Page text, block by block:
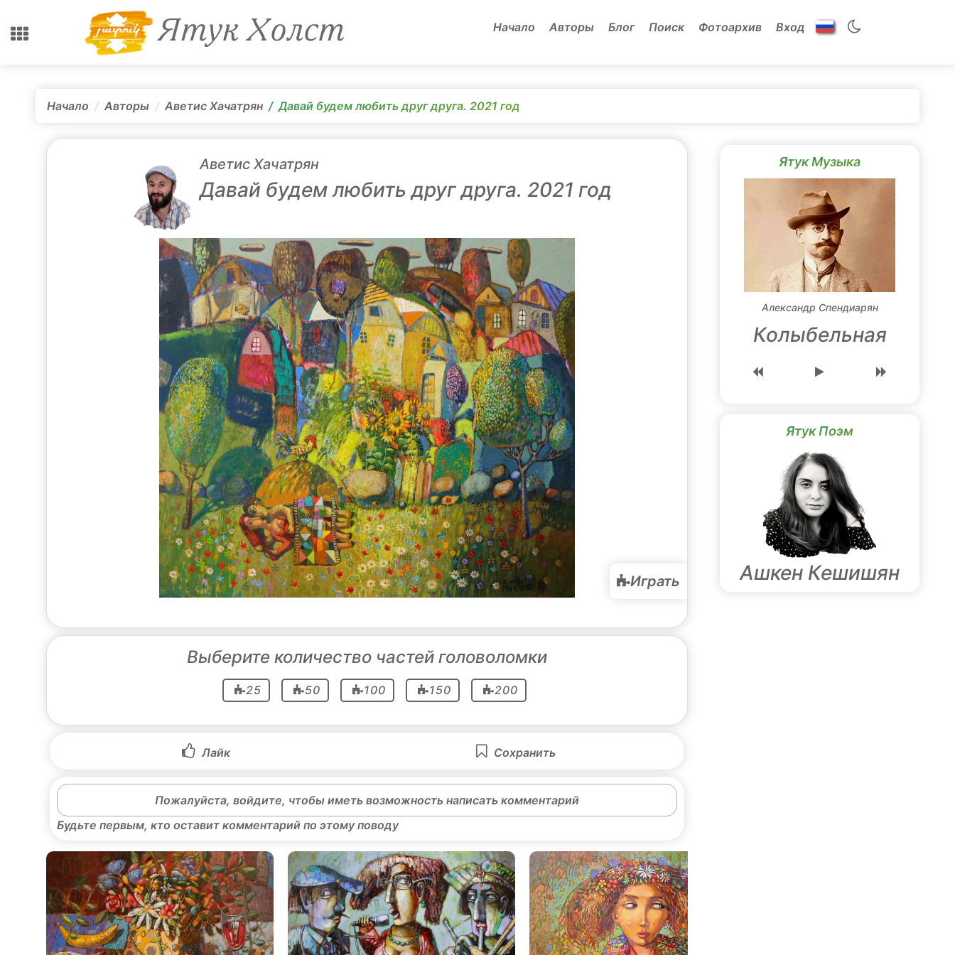
Начало Авторы Блог Поиск Фотоархив Вход
Начало Авторы Аветис Хачатрян Давай будем любить друг друга. 2021 год
Аветис Хачатрян
Давай будем любить друг друга. 2021 год
Играть
Выберите количество частей головоломки
25 50 100 150 200
Лайк Сохранить
Пожалуйста, войдите, чтобы иметь возможность написать комментарий
Будьте первым, кто оставит комментарий по этому поводу
Ятук Музыка
Александр Спендиарян
Колыбельная
Ятук Поэм
Ашкен Кешишян